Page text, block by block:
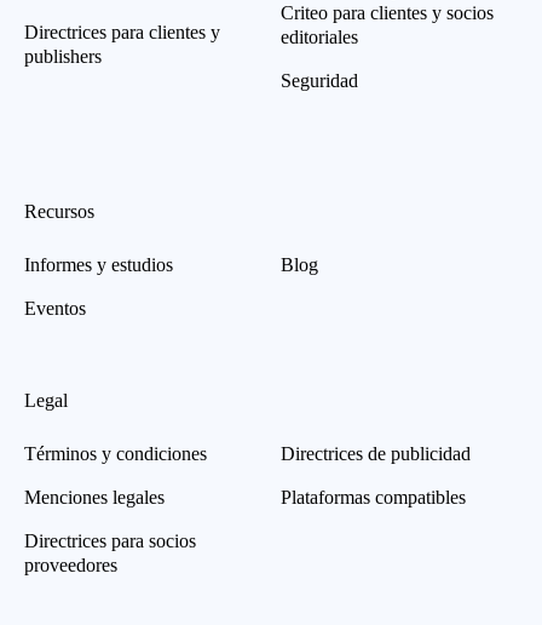
Directrices para clientes y
publishers
Criteo para clientes y socios
editoriales
Seguridad
Recursos
Informes y estudios
Eventos
Blog
Legal
Términos y condiciones
Menciones legales
Directrices para socios
proveedores
Directrices de publicidad
Plataformas compatibles